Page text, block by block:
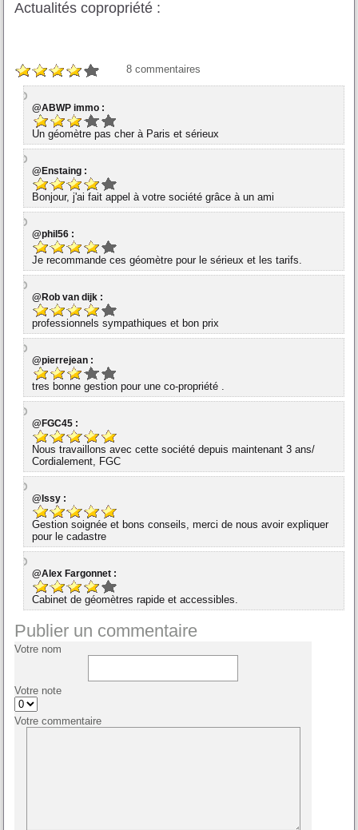
Actualités copropriété :
8 commentaires
@ABWP immo :
Un géomètre pas cher à Paris et sérieux
@Enstaing :
Bonjour, j'ai fait appel à votre société grâce à un ami
@phil56 :
Je recommande ces géomètre pour le sérieux et les tarifs.
@Rob van dijk :
professionnels sympathiques et bon prix
@pierrejean :
tres bonne gestion pour une co-propriété .
@FGC45 :
Nous travaillons avec cette société depuis maintenant 3 ans/
Cordialement, FGC
@Issy :
Gestion soignée et bons conseils, merci de nous avoir expliquer
pour le cadastre
@Alex Fargonnet :
Cabinet de géomètres rapide et accessibles.
Publier un commentaire
Votre nom
Votre note
Votre commentaire